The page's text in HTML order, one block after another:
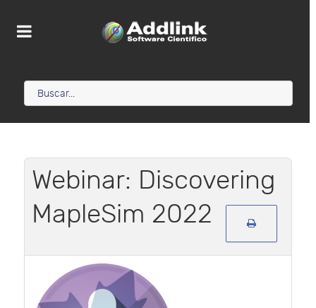
Webinar: Discovering
MapleSim 2022